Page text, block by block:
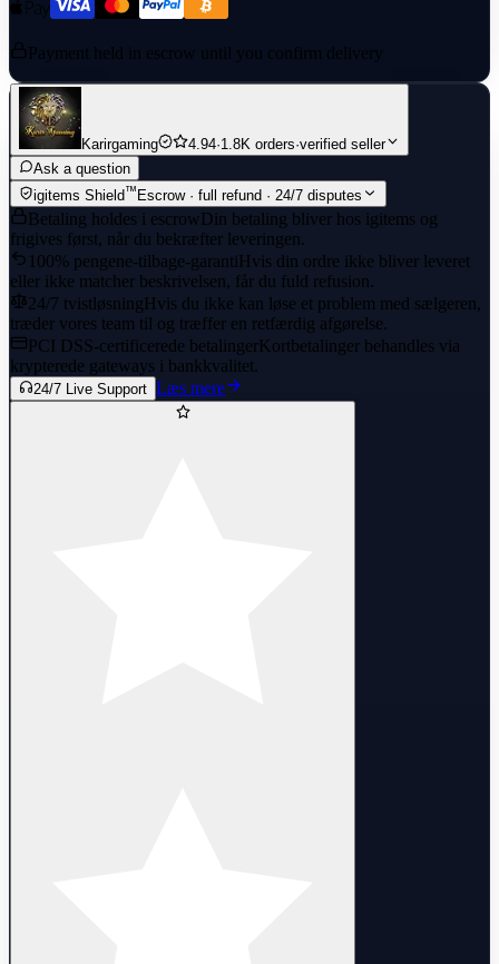
Payment held in escrow until you confirm delivery
Karirgaming 4.94·1.8K orders·verified seller
Ask a question
igitems Shield™ Escrow · full refund · 24/7 disputes
Betaling holdes i escrowDin betaling bliver hos igitems og
frigives først, når du bekræfter leveringen.
100% pengene-tilbage-garantiHvis din ordre ikke bliver leveret
eller ikke matcher beskrivelsen, får du fuld refusion.
24/7 tvistløsningHvis du ikke kan løse et problem med sælgeren,
træder vores team til og træffer en retfærdig afgørelse.
PCI DSS-certificerede betalingerKortbetalinger behandles via
krypterede gateways i bankkvalitet.
24/7 Live Support Læs mere